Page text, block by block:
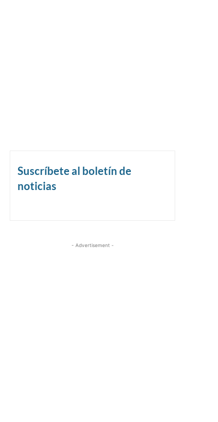
Suscríbete al boletín de
noticias
- Advertisement -